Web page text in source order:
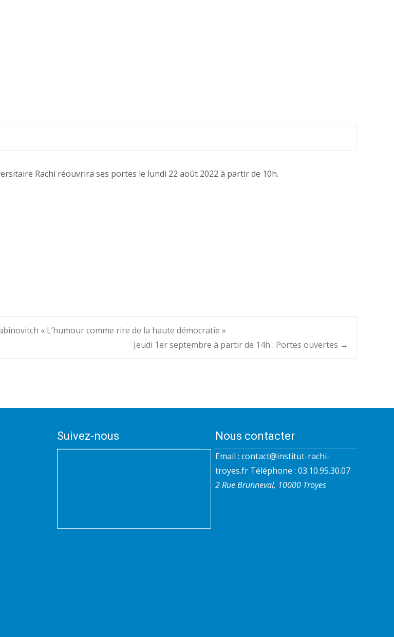
Rachi réouvrira ses portes le lundi 22 août 2022 à partir de 10h.
« L’humour comme rire de la haute démocratie »
Jeudi 1er septembre à partir de 14h : Portes ouvertes →
Suivez-nous Nous contacter
Email : contact@institut-rachi-
troyes.fr Téléphone : 03.10.95.30.07
2 Rue Brunneval, 10000 Troyes